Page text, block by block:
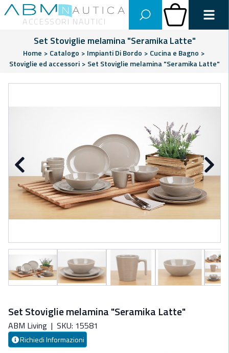
Abm Nautica
ACCESSORI NAUTICI
Carrello
Set Stoviglie melamina "Seramika Latte"
Home > Catalogo > Impianti Di Bordo > Cucina e Bagno >
Stoviglie ed accessori > Set Stoviglie melamina "Seramika Latte"
Precedente
Set Stoviglie melamina "Seramika Latte"
ABM Living | SKU: 15581
Richiedi Informazioni